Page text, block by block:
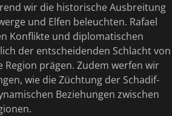
wir die historische Ausbreitung
und Elfen beleuchten. Rafael
Konflikte und diplomatischen
der entscheidenden Schlacht von
prägen. Zudem werfen wir
wie die Züchtung der Schadif-
Beziehungen zwischen